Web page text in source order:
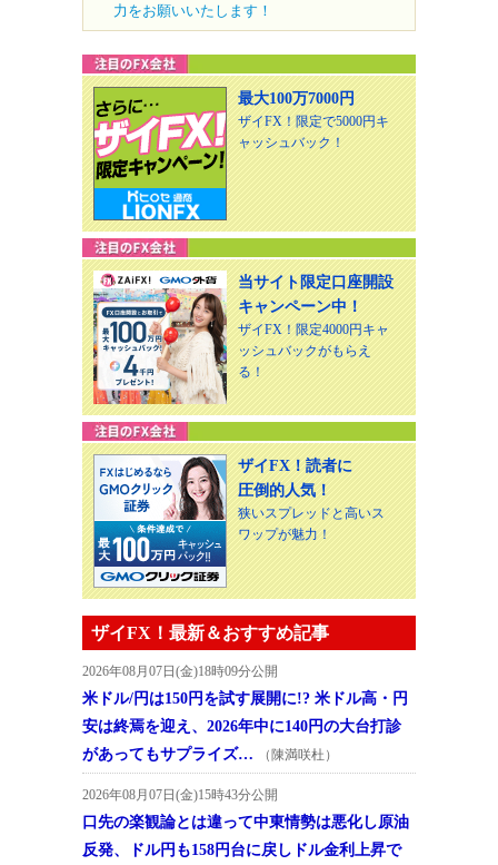
力をお願いいたします！
最大100万7000円
ザイFX！限定で5000円キ
ャッシュバック！
当サイト限定口座開設
キャンペーン中！
ザイFX！限定4000円キャ
ッシュバックがもらえ
る！
ザイFX！読者に
圧倒的人気！
狭いスプレッドと高いス
ワップが魅力！
ザイFX！最新＆おすすめ記事
2026年08月07日(金)18時09分公開
米ドル/円は150円を試す展開に!? 米ドル高・円
安は終焉を迎え、2026年中に140円の大台打診
があってもサプライズ…
（陳満咲杜）
2026年08月07日(金)15時43分公開
口先の楽観論とは違って中東情勢は悪化し原油
反発、ドル円も158円台に戻しドル金利上昇で